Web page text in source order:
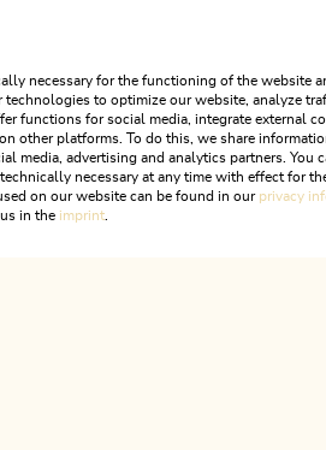
Berge, Seen, Zeit für mich
necessary for the functioning of the website
to optimize our website, analyze
functions for social media, integrate external
other platforms. To do this, we share
media, advertising and analytics partners. You
necessary at any time with effect for
on our website can be found in our privacy
in the imprint.